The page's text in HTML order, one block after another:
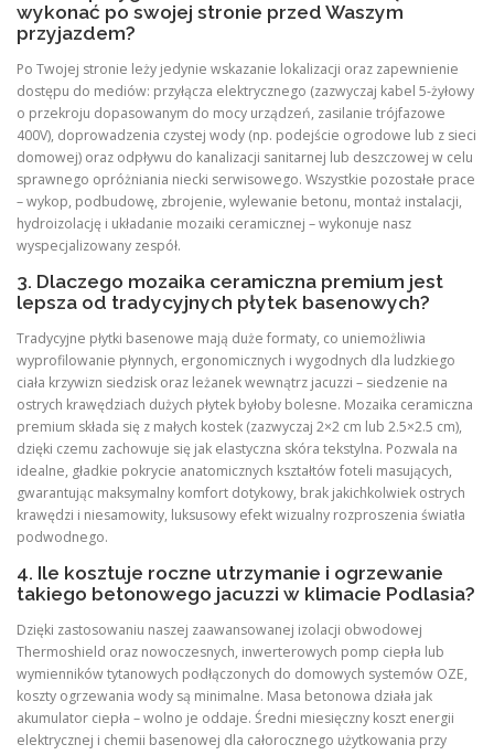
wykonać po swojej stronie przed Waszym
przyjazdem?
Po Twojej stronie leży jedynie wskazanie lokalizacji oraz zapewnienie
dostępu do mediów: przyłącza elektrycznego (zazwyczaj kabel 5-żyłowy
o przekroju dopasowanym do mocy urządzeń, zasilanie trójfazowe
400V), doprowadzenia czystej wody (np. podejście ogrodowe lub z sieci
domowej) oraz odpływu do kanalizacji sanitarnej lub deszczowej w celu
sprawnego opróżniania niecki serwisowego. Wszystkie pozostałe prace
– wykop, podbudowę, zbrojenie, wylewanie betonu, montaż instalacji,
hydroizolację i układanie mozaiki ceramicznej – wykonuje nasz
wyspecjalizowany zespół.
3. Dlaczego mozaika ceramiczna premium jest
lepsza od tradycyjnych płytek basenowych?
Tradycyjne płytki basenowe mają duże formaty, co uniemożliwia
wyprofilowanie płynnych, ergonomicznych i wygodnych dla ludzkiego
ciała krzywizn siedzisk oraz leżanek wewnątrz jacuzzi – siedzenie na
ostrych krawędziach dużych płytek byłoby bolesne. Mozaika ceramiczna
premium składa się z małych kostek (zazwyczaj 2×2 cm lub 2.5×2.5 cm),
dzięki czemu zachowuje się jak elastyczna skóra tekstylna. Pozwala na
idealne, gładkie pokrycie anatomicznych kształtów foteli masujących,
gwarantując maksymalny komfort dotykowy, brak jakichkolwiek ostrych
krawędzi i niesamowity, luksusowy efekt wizualny rozproszenia światła
podwodnego.
4. Ile kosztuje roczne utrzymanie i ogrzewanie
takiego betonowego jacuzzi w klimacie Podlasia?
Dzięki zastosowaniu naszej zaawansowanej izolacji obwodowej
Thermoshield oraz nowoczesnych, inwerterowych pomp ciepła lub
wymienników tytanowych podłączonych do domowych systemów OZE,
koszty ogrzewania wody są minimalne. Masa betonowa działa jak
akumulator ciepła – wolno je oddaje. Średni miesięczny koszt energii
elektrycznej i chemii basenowej dla całorocznego użytkowania przy